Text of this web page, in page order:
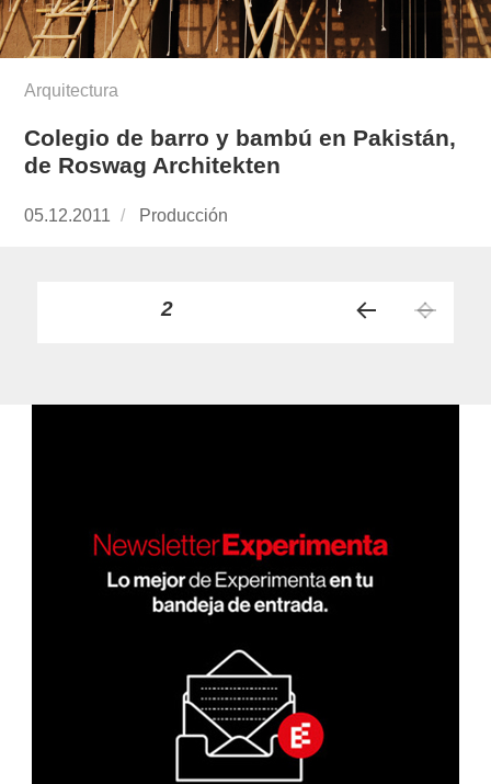
Arquitectura
Colegio de barro y bambú en Pakistán,
de Roswag Architekten
Publicado
05.12.2011 https://www.experimenta.es/author/
Producción
Paginación
entradas
ERIO
PÁGINA2